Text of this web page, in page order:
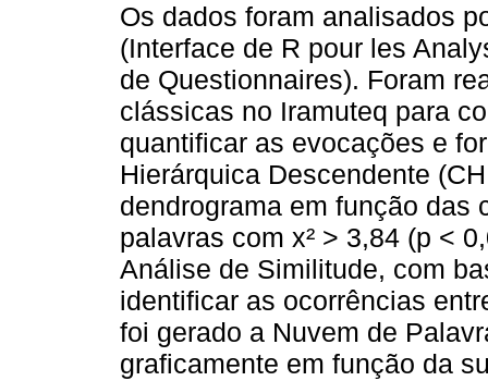
Os dados foram analisados
(Interface de R pour les
de Questionnaires). Foram
clássicas no Iramuteq para
quantificar as evocações e
Hierárquica Descendente
dendrograma em função das
palavras com x² > 3,84 (p <
Análise de Similitude, com
identificar as ocorrências
foi gerado a Nuvem de
graficamente em função da